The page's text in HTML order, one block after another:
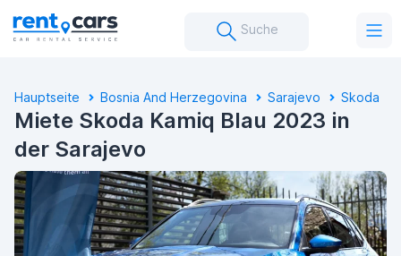
Suche
Hauptseite Bosnia And Herzegovina Sarajevo Skoda
Miete Skoda Kamiq Blau 2023 in
der Sarajevo